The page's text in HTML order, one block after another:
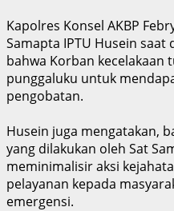
Kapolres Konsel AKBP
Samapta IPTU Husein
bahwa Korban kecelakaan
punggaluku untuk
pengobatan.
Husein juga mengatakan,
yang dilakukan oleh Sat
meminimalisir aksi
pelayanan kepada
emergensi.